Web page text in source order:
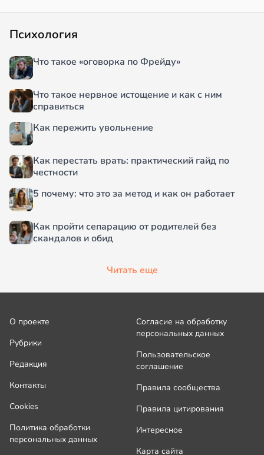
Психология
Что такое «оговорка по Фрейду»
Что такое нервное истощение и как с ним
справиться
Как пережить увольнение
Как перестать врать: практический гайд по
честности
5 почему: что это за метод и как он работает
Как пройти сепарацию от родителей без
скандалов и обид
Читать еще
О проекте
Рубрики
Редакция
Контакты
Cookies
Политика обработки
персональных данных
Согласие на обработку
персональных данных
Пользовательское
соглашение
Правила сообщества
Правила цитирования
Интересное
Карта сайта